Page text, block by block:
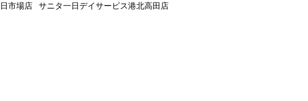
市場店 サニタ一日デイサービス港北高田店